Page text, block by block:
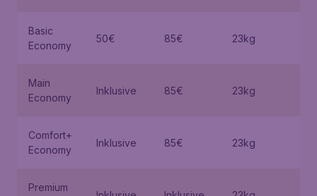
Basic
Economy
50€ 85€ 23kg
Main
Economy
Inklusive 85€ 23kg
Comfort+
Economy
Inklusive 85€ 23kg
Premium